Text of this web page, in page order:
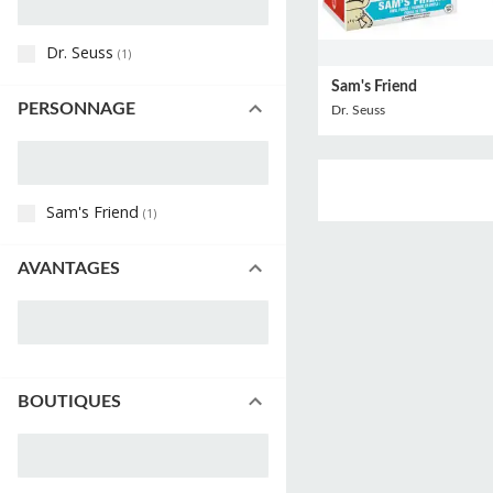
Dr. Seuss (1 )
PERSONNAGE
Sam's Friend (1 )
AVANTAGES
BOUTIQUES
Sam's Friend
Dr. Seuss